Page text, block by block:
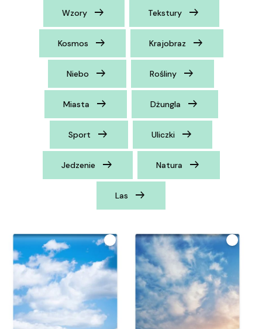
Wzory Tekstury
Kosmos Krajobraz
Niebo Rośliny
Miasta Dżungla
Sport Uliczki
Jedzenie Natura
Las